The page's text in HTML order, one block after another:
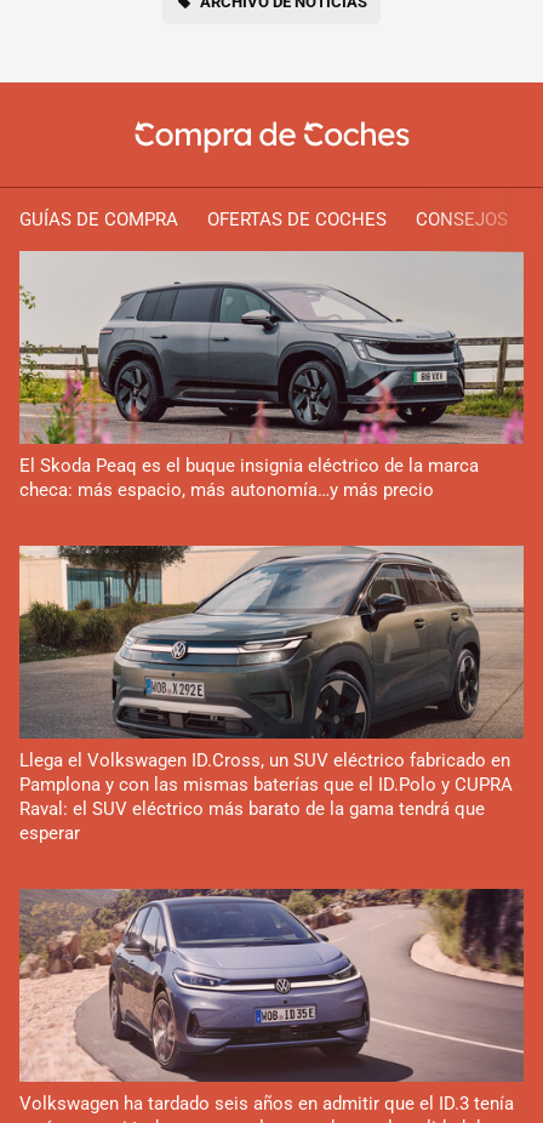
GUÍAS DE COMPRA OFERTAS DE COCHES CONSEJOS
El Skoda Peaq es el buque insignia eléctrico de la marca
checa: más espacio, más autonomía…y más precio
Llega el Volkswagen ID.Cross, un SUV eléctrico fabricado en
Pamplona y con las mismas baterías que el ID.Polo y CUPRA
Raval: el SUV eléctrico más barato de la gama tendrá que
esperar
Volkswagen ha tardado seis años en admitir que el ID.3 tenía